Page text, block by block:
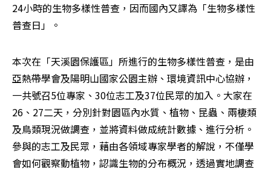
24小時的生物多樣性普查，因而國內又譯為「生物多樣性
普查日」。
本次在「天溪園保護區」所進行的生物多樣性普查，是由
亞熱帶學會及陽明山國家公園主辦、環境資訊中心協辦，
一共號召5位專家、30位志工及37位民眾的加入。大家在
26、27二天，分別針對園區內水質、植物、昆蟲、兩棲類
及鳥類現況做調查，並將資料做成統計數據、進行分析。
參與的志工及民眾，藉由各領域專家學者的解說，不僅學
會如何觀察動植物，認識生物的分布概況，透過實地調查